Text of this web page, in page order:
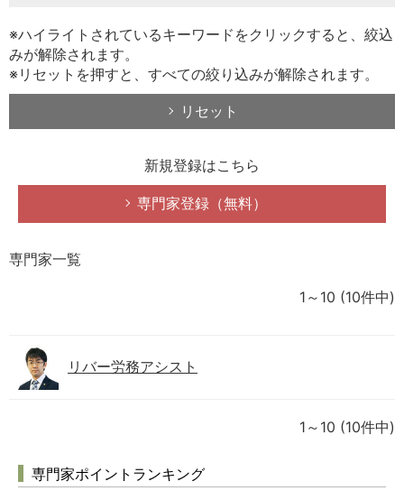
※ハイライトされているキーワードをクリックすると、絞込
みが解除されます。
※リセットを押すと、すべての絞り込みが解除されます。
リセット
新規登録はこちら
専門家登録（無料）
専門家一覧
1～10 (10件中)
リバー労務アシスト
1～10 (10件中)
専門家ポイントランキング